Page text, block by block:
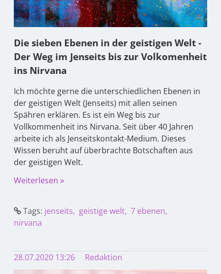
Die sieben Ebenen in der geistigen Welt -
Der Weg im Jenseits bis zur Volkomenheit
ins Nirvana
Ich möchte gerne die unterschiedlichen Ebenen in
der geistigen Welt (Jenseits) mit allen seinen
Spähren erklären. Es ist ein Weg bis zur
Vollkommenheit ins Nirvana. Seit über 40 Jahren
arbeite ich als Jenseitskontakt-Medium. Dieses
Wissen beruht auf überbrachte Botschaften aus
der geistigen Welt.
Weiterlesen »
Tags: jenseits geistige welt 7 ebenen
nirvana
28.07.2020 13:26 Redaktion